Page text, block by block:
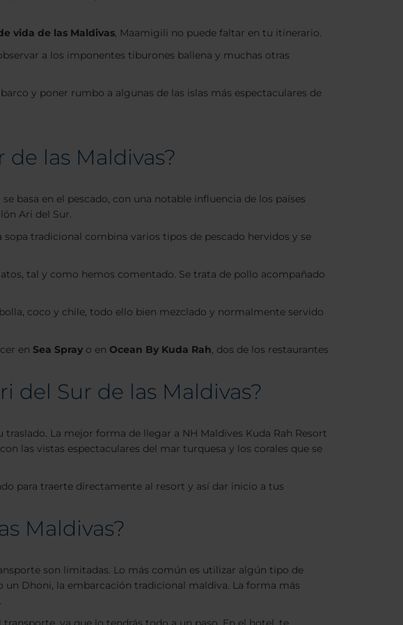
vida de las Maldivas, Maamigili no puede faltar en tu itinerario.
a los imponentes tiburones ballena y muchas otras
y poner rumbo a algunas de las islas más espectaculares de
las Maldivas?
basa en el pescado, con una notable influencia de los países
Ari del Sur.
tradicional combina varios tipos de pescado hervidos y se
tal y como hemos comentado. Se trata de pollo acompañado
coco y chile, todo ello bien mezclado y normalmente servido
en Sea Spray o en Ocean By Kuda Rah, dos de los restaurantes
del Sur de las Maldivas?
La mejor forma de llegar a NH Maldives Kuda Rah Resort
las vistas espectaculares del mar turquesa y los corales que se
para traerte directamente al resort y así dar inicio a tus
Maldivas?
son limitadas. Lo más común es utilizar algún tipo de
Dhoni, la embarcación tradicional maldiva. La forma más
.